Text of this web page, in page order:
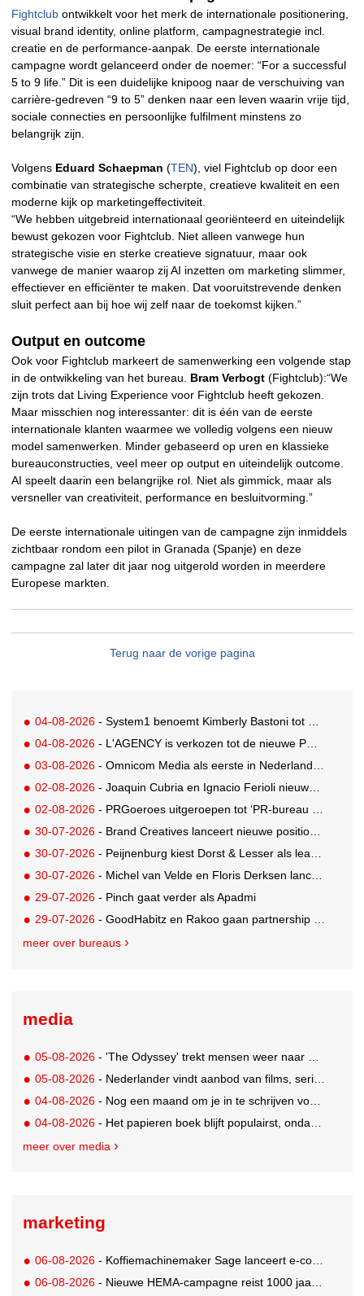
Fightclub ontwikkelt voor het merk de internationale positionering,
visual brand identity, online platform, campagnestrategie incl.
creatie en de performance-aanpak. De eerste internationale
campagne wordt gelanceerd onder de noemer: “For a successful
5 to 9 life.” Dit is een duidelijke knipoog naar de verschuiving van
carrière-gedreven “9 to 5” denken naar een leven waarin vrije tijd,
sociale connecties en persoonlijke fulfilment minstens zo
belangrijk zijn.
Volgens Eduard Schaepman (TEN), viel Fightclub op door een
combinatie van strategische scherpte, creatieve kwaliteit en een
moderne kijk op marketingeffectiviteit.
“We hebben uitgebreid internationaal georiënteerd en uiteindelijk
bewust gekozen voor Fightclub. Niet alleen vanwege hun
strategische visie en sterke creatieve signatuur, maar ook
vanwege de manier waarop zij AI inzetten om marketing slimmer,
effectiever en efficiënter te maken. Dat vooruitstrevende denken
sluit perfect aan bij hoe wij zelf naar de toekomst kijken.”
Output en outcome
Ook voor Fightclub markeert de samenwerking een volgende stap
in de ontwikkeling van het bureau. Bram Verbogt (Fightclub):“We
zijn trots dat Living Experience voor Fightclub heeft gekozen.
Maar misschien nog interessanter: dit is één van de eerste
internationale klanten waarmee we volledig volgens een nieuw
model samenwerken. Minder gebaseerd op uren en klassieke
bureauconstructies, veel meer op output en uiteindelijk outcome.
AI speelt daarin een belangrijke rol. Niet als gimmick, maar als
versneller van creativiteit, performance en besluitvorming.”
De eerste internationale uitingen van de campagne zijn inmiddels
zichtbaar rondom een pilot in Granada (Spanje) en deze
campagne zal later dit jaar nog uitgerold worden in meerdere
Europese markten.
Terug naar de vorige pagina
04-08-2026 - System1 benoemt Kimberly Bastoni tot Gobal Chief Commercial Officer
04-08-2026 - L'AGENCY is verkozen tot de nieuwe PR-partner van KoRo
03-08-2026 - Omnicom Media als eerste in Nederland actief met advertenties in ChatGPT
02-08-2026 - Joaquin Cubria en Ignacio Ferioli nieuwe Global CCO’s GUT, Renata Neumann Global Head of Production
02-08-2026 - PRGoeroes uitgeroepen tot ‘PR-bureau van het jaar 2026’
30-07-2026 - Brand Creatives lanceert nieuwe positionering: Create to Celebrate
30-07-2026 - Peijnenburg kiest Dorst & Lesser als lead social agency
30-07-2026 - Michel van Velde en Floris Derksen lanceren I.C.Y. group: drie specialistische bureaus, één visie op groei
29-07-2026 - Pinch gaat verder als Apadmi
29-07-2026 - GoodHabitz en Rakoo gaan partnership aan voor geïntegreerde talentontwikkeling
meer over bureaus
media
05-08-2026 - 'The Odyssey' trekt mensen weer naar de bioscoop
05-08-2026 - Nederlander vindt aanbod van films, series en sport vaak versnipperd
04-08-2026 - Nog een maand om je in te schrijven voor de Mercurs 2026
04-08-2026 - Het papieren boek blijft populairst, ondanks digitale alternatieven
meer over media
marketing
06-08-2026 - Koffiemachinemaker Sage lanceert e-commerceplatform voor koffieliefhebbers
06-08-2026 - Nieuwe HEMA-campagne reist 1000 jaar terug in de tijd naar 'Hemastein'